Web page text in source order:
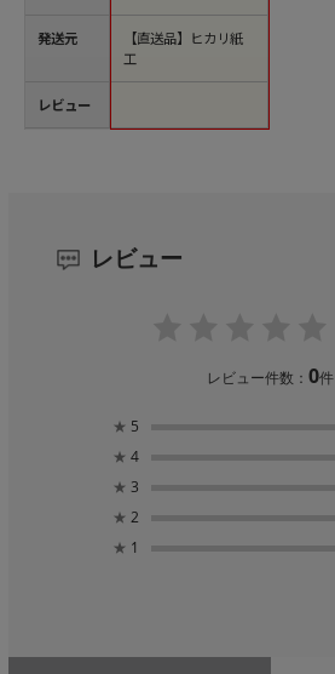
発送元
レビュー
【直送品】ヒカリ紙
工
レビュー
レビュー件数：0件
★ 5
★ 4
★ 3
★ 2
★ 1